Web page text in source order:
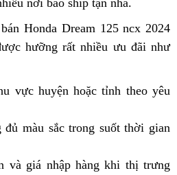
nơi bao ship tận nhà.
Honda Dream 125 ncx 2024
hưỡng rất nhiều ưu đãi như
vực huyện hoặc tỉnh theo yêu
màu sắc trong suốt thời gian
và giá nhập hàng khi thị trưng